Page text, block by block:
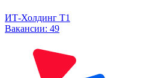
ИТ-Холдинг Т1
Вакансии: 49